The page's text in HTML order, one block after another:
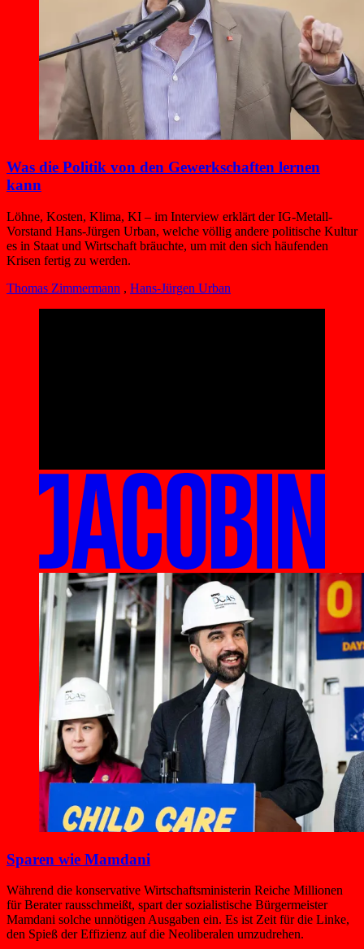
Was die Politik von den Gewerkschaften lernen
kann
Löhne, Kosten, Klima, KI – im Interview erklärt der IG-Metall-
Vorstand Hans-Jürgen Urban, welche völlig andere politische Kultur
es in Staat und Wirtschaft bräuchte, um mit den sich häufenden
Krisen fertig zu werden.
Thomas Zimmermann , Hans-Jürgen Urban
Sparen wie Mamdani
Während die konservative Wirtschaftsministerin Reiche Millionen
für Berater rausschmeißt, spart der sozialistische Bürgermeister
Mamdani solche unnötigen Ausgaben ein. Es ist Zeit für die Linke,
den Spieß der Effizienz auf die Neoliberalen umzudrehen.